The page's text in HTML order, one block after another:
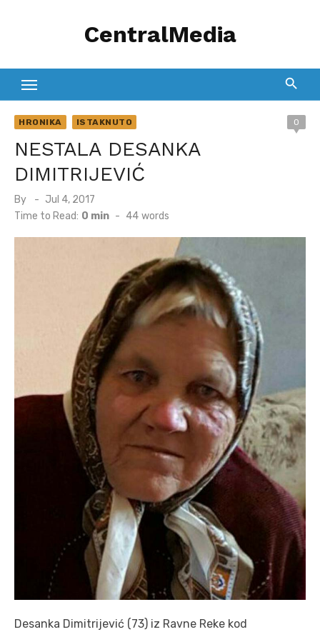
CentralMedia
HRONIKA ISTAKNUTO 0
NESTALA DESANKA
DIMITRIJEVIĆ
By
Posted
on
Jul 4, 2017
Time to Read: 0 min - 44 words
Desanka Dimitrijević (73) iz Ravne Reke kod